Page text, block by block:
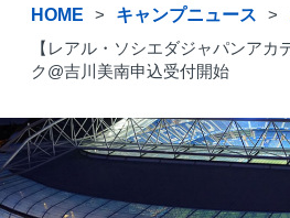
HOME キャンプニュース
【レアル・ソシエダジャパンアカ
ク@吉川美南申込受付開始